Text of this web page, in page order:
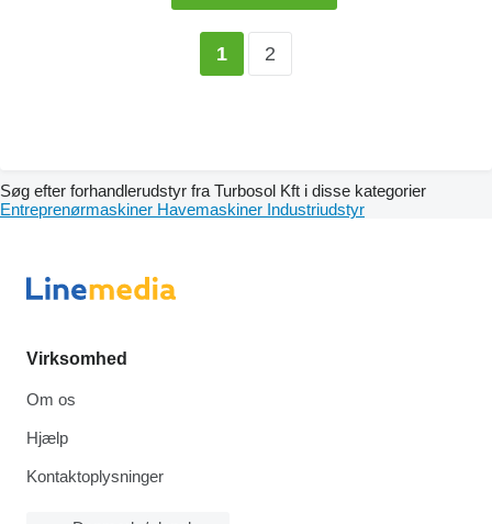
1 2
Søg efter forhandlerudstyr fra Turbosol Kft i disse kategorier
Entreprenørmaskiner Havemaskiner Industriudstyr
Virksomhed
Om os
Hjælp
Kontaktoplysninger